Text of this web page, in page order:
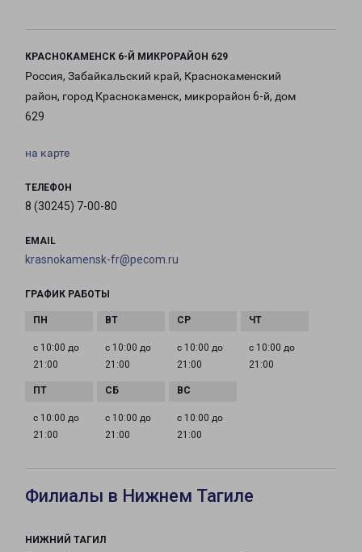
КРАСНОКАМЕНСК 6-Й МИКРОРАЙОН 629
Россия, Забайкальский край, Краснокаменский
район, город Краснокаменск, микрорайон 6-й, дом
629
на карте
ТЕЛЕФОН
8 (30245) 7-00-80
EMAIL
krasnokamensk-fr@pecom.ru
ГРАФИК РАБОТЫ
с 10:00 до
21:00
с 10:00 до
21:00
с 10:00 до
21:00
с 10:00 до
21:00
с 10:00 до
21:00
с 10:00 до
21:00
с 10:00 до
21:00
Филиалы в Нижнем Тагиле
НИЖНИЙ ТАГИЛ